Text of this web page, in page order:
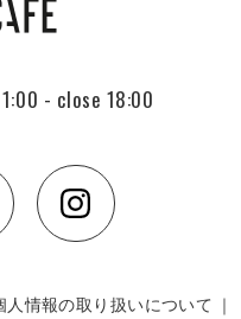
- close 18:00
人情報の取り扱いについて ｜